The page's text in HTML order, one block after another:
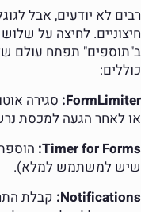
רבים לא יודעים, אבל
חיצוניים. לחיצה על
ב"תוספים" תפתח עולם
כוללים:
FormLimiter: סגירה
או לאחר הגעה למכסת
Timer for Forms:
שיש למשתמש למלא).
Notifications: קבלת